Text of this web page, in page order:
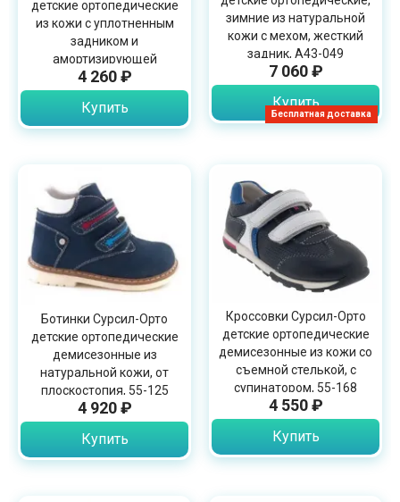
детские ортопедические
из кожи с уплотненным
задником и
амортизирующей
подошой, 15-255S
4 260 ₽
Купить Бесплатная доставка
зимние из натуральной
кожи с мехом, жесткий
задник, А43-049
7 060 ₽
Купить
Ботинки Сурсил-Орто
детские ортопедические
демисезонные из
натуральной кожи, от
плоскостопия, 55-125
4 920 ₽
Купить
Кроссовки Сурсил-Орто
детские ортопедические
демисезонные из кожи со
съемной стелькой, с
супинатором, 55-168
4 550 ₽
Купить